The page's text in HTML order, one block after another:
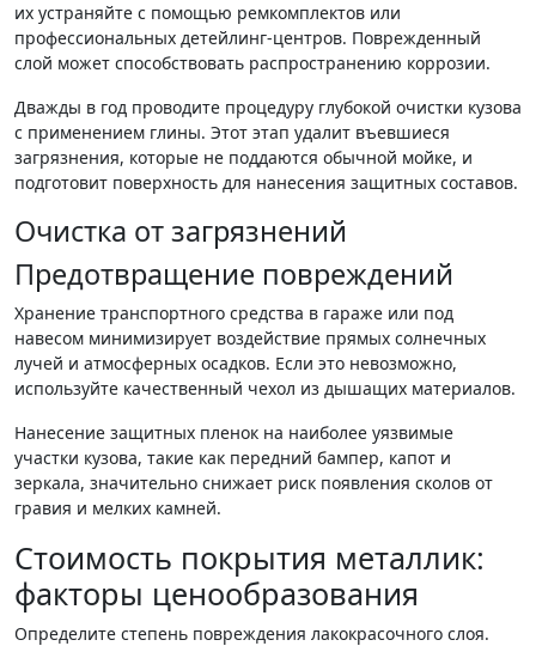
их устраняйте с помощью ремкомплектов или
профессиональных детейлинг-центров. Поврежденный
слой может способствовать распространению коррозии.
Дважды в год проводите процедуру глубокой очистки кузова
с применением глины. Этот этап удалит въевшиеся
загрязнения, которые не поддаются обычной мойке, и
подготовит поверхность для нанесения защитных составов.
Очистка от загрязнений
Предотвращение повреждений
Хранение транспортного средства в гараже или под
навесом минимизирует воздействие прямых солнечных
лучей и атмосферных осадков. Если это невозможно,
используйте качественный чехол из дышащих материалов.
Нанесение защитных пленок на наиболее уязвимые
участки кузова, такие как передний бампер, капот и
зеркала, значительно снижает риск появления сколов от
гравия и мелких камней.
Стоимость покрытия металлик:
факторы ценообразования
Определите степень повреждения лакокрасочного слоя.